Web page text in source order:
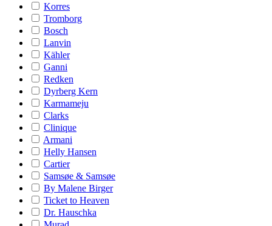
Korres
Tromborg
Bosch
Lanvin
Kähler
Ganni
Redken
Dyrberg Kern
Karmameju
Clarks
Clinique
Armani
Helly Hansen
Cartier
Samsøe & Samsøe
By Malene Birger
Ticket to Heaven
Dr. Hauschka